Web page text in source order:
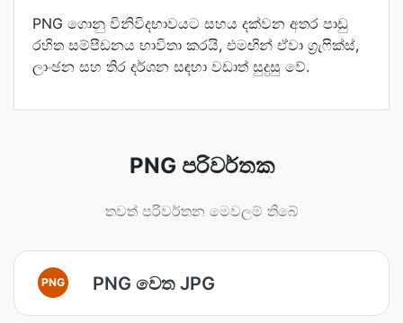
PNG ගොනු විනිවිදභාවයට සහය දක්වන අතර පාඩු
රහිත සම්පීඩනය භාවිතා කරයි, එමඟින් ඒවා ග්‍රැෆික්ස්,
ලාංඡන සහ තිර දර්ශන සඳහා වඩාත් සුදුසු වේ.
PNG පරිවර්තක
තවත් පරිවර්තන මෙවලම් තිබේ
PNG PNG වෙත JPG